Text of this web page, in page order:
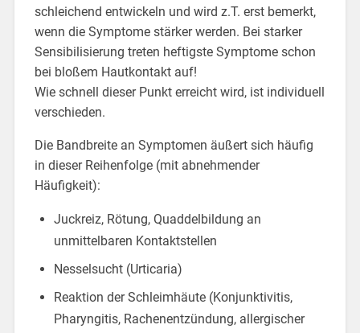
schleichend entwickeln und wird z.T. erst bemerkt,
wenn die Symptome stärker werden. Bei starker
Sensibilisierung treten heftigste Symptome schon
bei bloßem Hautkontakt auf!
Wie schnell dieser Punkt erreicht wird, ist individuell
verschieden.
Die Bandbreite an Symptomen äußert sich häufig
in dieser Reihenfolge (mit abnehmender
Häufigkeit):
Juckreiz, Rötung, Quaddelbildung an
unmittelbaren Kontaktstellen
Nesselsucht (Urticaria)
Reaktion der Schleimhäute (Konjunktivitis,
Pharyngitis, Rachenentzündung, allergischer